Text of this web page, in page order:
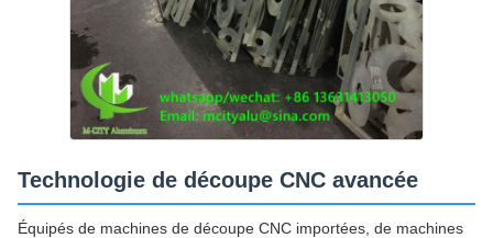
Technologie de découpe CNC avancée
Équipés de machines de découpe CNC importées, de machines